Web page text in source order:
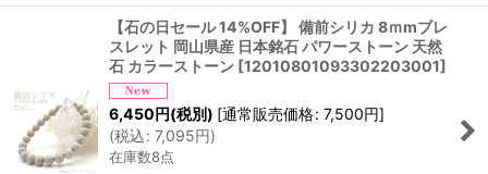
【石の日セール 14%OFF】 備前シリカ 8ｍmブレ
スレット 岡山県産 日本銘石 パワーストーン 天然
石 カラーストーン [12010801093302203001]
6,450円(税別) [通常販売価格: 7,500円]
(税込: 7,095円)
在庫数8点